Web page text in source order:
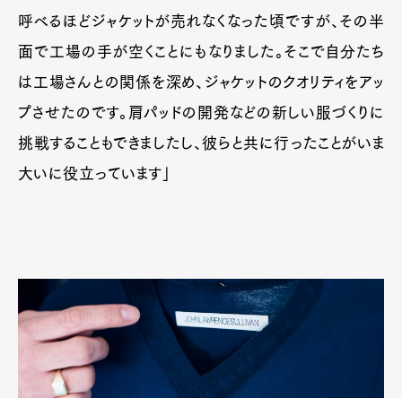
呼べるほどジャケットが売れなくなった頃ですが、その半
面で工場の手が空くことにもなりました。そこで自分たち
は工場さんとの関係を深め、ジャケットのクオリティをアッ
プさせたのです。肩パッドの開発などの新しい服づくりに
挑戦することもできましたし、彼らと共に行ったことがいま
大いに役立っています」